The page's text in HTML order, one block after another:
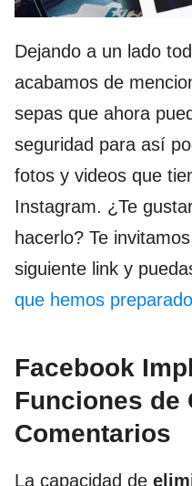
Dejando a un lado
acabamos de
sepas que ahora
seguridad para así
fotos y videos que
Instagram. ¿Te
hacerlo? Te
siguiente link y
que hemos
Facebook
Funciones de
Comentarios
La capacidad de